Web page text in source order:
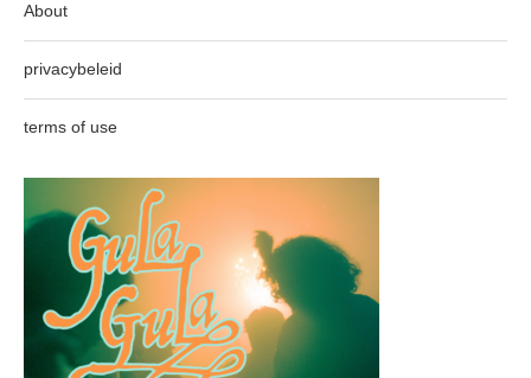
About
privacybeleid
terms of use